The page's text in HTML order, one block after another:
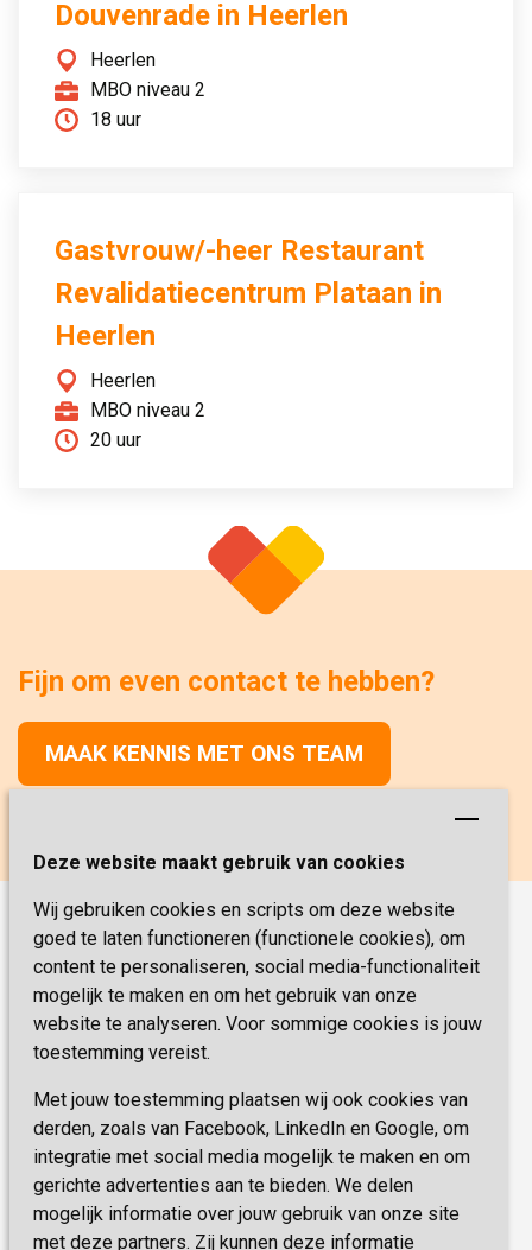
Deze website maakt gebruik van cookies
Wij gebruiken cookies en scripts om deze website
goed te laten functioneren (functionele cookies), om
content te personaliseren, social media-functionaliteit
mogelijk te maken en om het gebruik van onze
website te analyseren. Voor sommige cookies is jouw
toestemming vereist.
Met jouw toestemming plaatsen wij ook cookies van
derden, zoals van Facebook, LinkedIn en Google, om
integratie met social media mogelijk te maken en om
gerichte advertenties aan te bieden. We delen
mogelijk informatie over jouw gebruik van onze site
met deze partners. Zij kunnen deze informatie
Douvenrade in Heerlen
Heerlen
MBO niveau 2
18 uur
Gastvrouw/-heer Restaurant
Revalidatiecentrum Plataan in
Heerlen
Heerlen
MBO niveau 2
20 uur
Onze functies
Verpleegkunde
Verzorging
Coördinator Zorg & Welzijn
Helpende
Medische dienst
Paramedische dienst
Psychologie
Vacatures
Werken & Leren
Veelgestelde vragen
Sevagram.nl
Fijn om even contact te hebben?
MAAK KENNIS MET ONS TEAM